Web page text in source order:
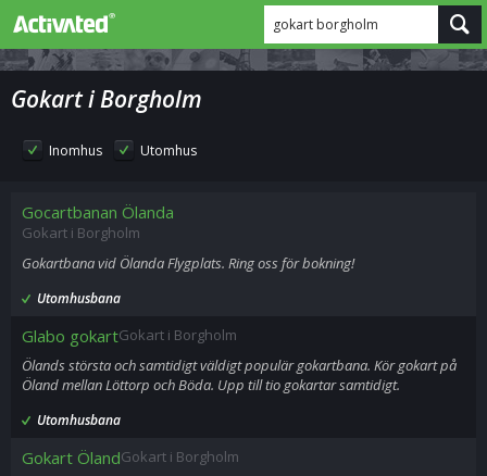
gokart borgholm
Gokart i Borgholm
Inomhus Utomhus
Gocartbanan Ölanda
Gokart i Borgholm
Gokartbana vid Ölanda Flygplats. Ring oss för bokning!
Utomhusbana
Glabo gokartGokart i Borgholm
Ölands största och samtidigt väldigt populär gokartbana. Kör gokart på
Öland mellan Löttorp och Böda. Upp till tio gokartar samtidigt.
Utomhusbana
Gokart ÖlandGokart i Borgholm